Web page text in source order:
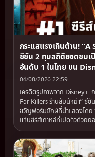
กระแสแรงเกินต้าน!
ซีซัน 2 ทุบสถิติยอดชมเ
อันดับ 1 ในไทย บน
04/08/2026 22:59
เครดิตรูปภาพจาก Disney+
For Killers ร้านลับนักฆ่า” ซีซั
ขวัญฟอร์มยักษ์ที่นำแสดงโดย ‘
แท่นซีรีส์เกาหลีที่เปิดตัวด้วยย